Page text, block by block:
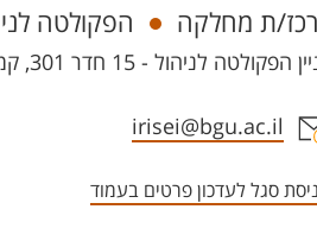
ת מחלקה הפקולטה
הפקולטה לניהול - 15 חדר 301, קמפוס מרקוס
צור קשר עם איש הסגל
irisei@bgu.ac.il
סגל לעדכון פרטים בעמוד